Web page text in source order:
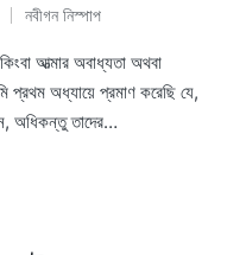
Posted
in
নবীগন নিস্পাপ
আত্মার অবাধ্যতা অথবা
প্রথম অধ্যায়ে প্রমাণ করেছি যে,
অধিকন্তু তাদের…